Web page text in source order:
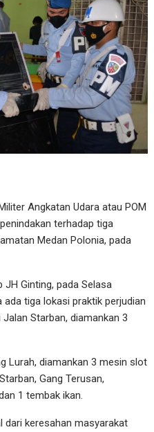
Angkatan Udara atau POM
terhadap tiga
Medan Polonia, pada
JH Ginting, pada Selasa
tiga lokasi praktik perjudian
Starban, diamankan 3
Lurah, diamankan 3 mesin slot
Gang Terusan,
1 tembak ikan.
dari keresahan masyarakat